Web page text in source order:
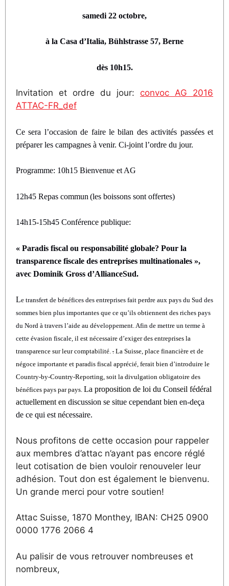
samedi 22 octobre,
à la Casa d’Italia, Bühlstrasse 57, Berne
dès 10h15.
Invitation et ordre du jour: convoc AG 2016
ATTAC-FR_def
Ce sera l’occasion de faire le bilan des activités passées et
préparer les campagnes à venir. Ci-joint l’ordre du jour.
Programme: 10h15 Bienvenue et AG
12h45 Repas commun (les boissons sont offertes)
14h15-15h45 Conférence publique:
« Paradis fiscal ou responsabilité globale? Pour la
transparence fiscale des entreprises multinationales »,
avec Dominik Gross d’AllianceSud.
Le transfert de bénéfices des entreprises fait perdre aux pays du Sud des
sommes bien plus importantes que ce qu’ils obtiennent des riches pays
du Nord à travers l’aide au développement. Afin de mettre un terme à
cette évasion fiscale, il est nécessaire d’exiger des entreprises la
transparence sur leur comptabilité. . La Suisse, place financière et de
négoce importante et paradis fiscal apprécié, ferait bien d’introduire le
Country-by-Country-Reporting, soit la divulgation obligatoire des
bénéfices pays par pays. La proposition de loi du Conseil fédéral
actuellement en discussion se situe cependant bien en-deça
de ce qui est nécessaire.
Nous profitons de cette occasion pour rappeler
aux membres d’attac n’ayant pas encore réglé
leut cotisation de bien vouloir renouveler leur
adhésion. Tout don est également le bienvenu.
Un grande merci pour votre soutien!
Attac Suisse, 1870 Monthey, IBAN: CH25 0900
0000 1776 2066 4
Au palisir de vous retrouver nombreuses et
nombreux,